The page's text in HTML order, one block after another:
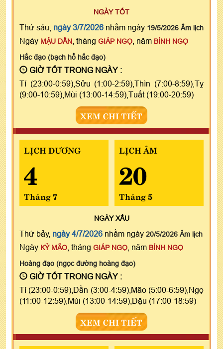
NGÀY TỐT
Thứ sáu, ngày 3/7/2026 nhằm ngày 19/5/2026 Âm lịch
Ngày MẬU DẦN , tháng GIÁP NGỌ , năm BÍNH NGỌ
Hắc đạo (bạch hổ hắc đạo)
GIỜ TỐT TRONG NGÀY :
Tí (23:00-0:59),Sửu (1:00-2:59),Thìn (7:00-8:59),Tỵ
(9:00-10:59),Mùi (13:00-14:59),Tuất (19:00-20:59)
XEM CHI TIẾT
LỊCH DƯƠNG
4
Tháng 7
LỊCH ÂM
20
Tháng 5
NGÀYXẤU
Thứ bảy, ngày 4/7/2026 nhằm ngày 20/5/2026 Âm lịch
Ngày KỶ MÃO , tháng GIÁP NGỌ , năm BÍNH NGỌ
Hoàng đạo (ngọc đường hoàng đạo)
GIỜ TỐT TRONG NGÀY :
Tí (23:00-0:59),Dần (3:00-4:59),Mão (5:00-6:59),Ngọ
(11:00-12:59),Mùi (13:00-14:59),Dậu (17:00-18:59)
XEM CHI TIẾT